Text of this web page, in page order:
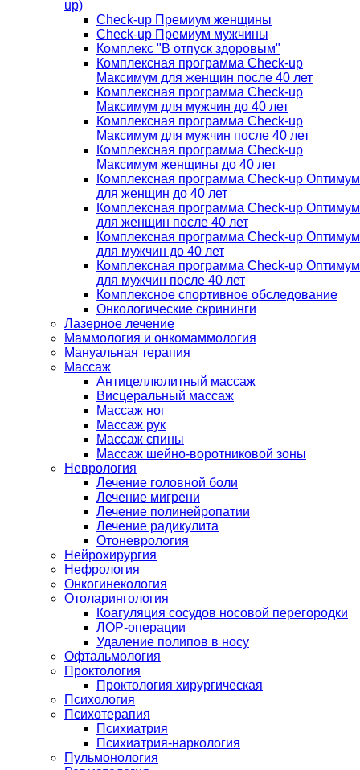
up)
Check-up Премиум женщины
Check-up Премиум мужчины
Комплекс "В отпуск здоровым"
Комплексная программа Check-up
Максимум для женщин после 40 лет
Комплексная программа Check-up
Максимум для мужчин до 40 лет
Комплексная программа Check-up
Максимум для мужчин после 40 лет
Комплексная программа Check-up
Максимум женщины до 40 лет
Комплексная программа Check-up Оптимум
для женщин до 40 лет
Комплексная программа Check-up Оптимум
для женщин после 40 лет
Комплексная программа Check-up Оптимум
для мужчин до 40 лет
Комплексная программа Check-up Оптимум
для мужчин после 40 лет
Комплексное спортивное обследование
Онкологические скрининги
Лазерное лечение
Маммология и онкомаммология
Мануальная терапия
Массаж
Антицеллюлитный массаж
Висцеральный массаж
Массаж ног
Массаж рук
Массаж спины
Массаж шейно-воротниковой зоны
Неврология
Лечение головной боли
Лечение мигрени
Лечение полинейропатии
Лечение радикулита
Отоневрология
Нейрохирургия
Нефрология
Онкогинекология
Отоларингология
Коагуляция сосудов носовой перегородки
ЛОР-операции
Удаление полипов в носу
Офтальмология
Проктология
Проктология хирургическая
Психология
Психотерапия
Психиатрия
Психиатрия-наркология
Пульмонология